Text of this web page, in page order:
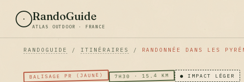
RandoGuide
ATLAS OUTDOOR · FRANCE
RANDOGUIDE / ITINÉRAIRES / RANDONNÉE DANS LES
BALISAGE PR (JAUNE) 7H30 · 15.4 KM ● IMPACT LÉGER